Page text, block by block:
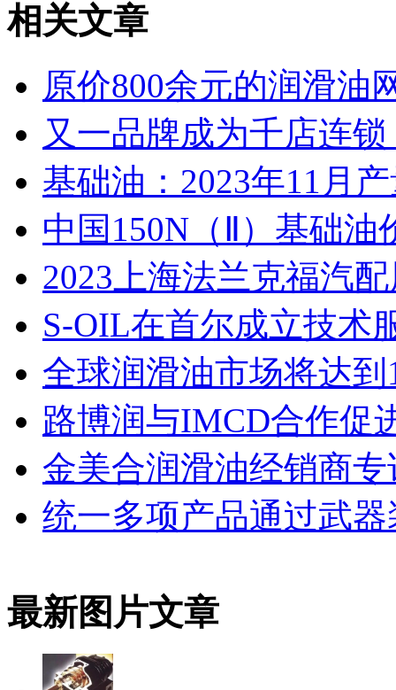
相关文章
原价800余元的润滑油
又一品牌成为千店连
基础油：2023年11月
中国150N（Ⅱ）基础油
2023上海法兰克福汽
S-OIL在首尔成立技术
全球润滑油市场将达
路博润与IMCD合作促
金美合润滑油经销商
统一多项产品通过武
最新图片文章